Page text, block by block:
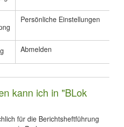
Persönliche Einstellungen
Abmelden
kann ich in "BLok
für die Berichtsheftführung